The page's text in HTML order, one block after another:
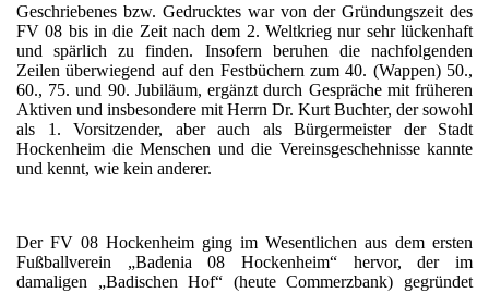
Geschriebenes bzw. Gedrucktes war von der Gründungszeit des
FV 08 bis in die Zeit nach dem 2. Weltkrieg nur sehr lückenhaft
und spärlich zu finden. Insofern beruhen die nachfolgenden
Zeilen überwiegend auf den Festbüchern zum 40. (Wappen) 50.,
60., 75. und 90. Jubiläum, ergänzt durch Gespräche mit früheren
Aktiven und insbesondere mit Herrn Dr. Kurt Buchter, der sowohl
als 1. Vorsitzender, aber auch als Bürgermeister der Stadt
Hockenheim die Menschen und die Vereinsgeschehnisse kannte
und kennt, wie kein anderer.
Der FV 08 Hockenheim ging im Wesentlichen aus dem ersten
Fußballverein „Badenia 08 Hockenheim“ hervor, der im
damaligen „Badischen Hof“ (heute Commerzbank) gegründet